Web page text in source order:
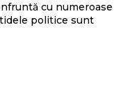
cu numeroase
politice sunt